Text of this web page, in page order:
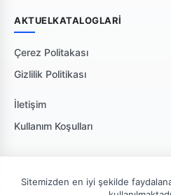
AKTUELKATALOGLARI
Çerez Politakası
Gizlilik Politikası
İletişim
Kullanım Koşulları
Sitemizden en iyi şekilde